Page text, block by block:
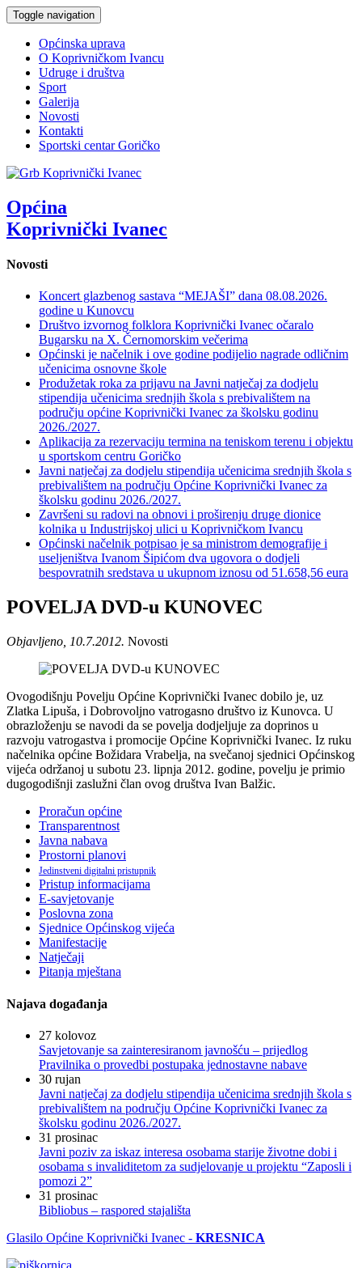
Toggle navigation
Općinska uprava
O Koprivničkom Ivancu
Udruge i društva
Sport
Galerija
Novosti
Kontakti
Sportski centar Goričko
Općina
Koprivnički Ivanec
Novosti
Koncert glazbenog sastava “MEJAŠI” dana 08.08.2026.
godine u Kunovcu
Društvo izvornog folklora Koprivnički Ivanec očaralo
Bugarsku na X. Černomorskim večerima
Općinski je načelnik i ove godine podijelio nagrade odličnim
učenicima osnovne škole
Produžetak roka za prijavu na Javni natječaj za dodjelu
stipendija učenicima srednjih škola s prebivalištem na
području općine Koprivnički Ivanec za školsku godinu
2026./2027.
Aplikacija za rezervaciju termina na teniskom terenu i objektu
u sportskom centru Goričko
Javni natječaj za dodjelu stipendija učenicima srednjih škola s
prebivalištem na području Općine Koprivnički Ivanec za
školsku godinu 2026./2027.
Završeni su radovi na obnovi i proširenju druge dionice
kolnika u Industrijskoj ulici u Koprivničkom Ivancu
Općinski načelnik potpisao je sa ministrom demografije i
useljeništva Ivanom Šipićom dva ugovora o dodjeli
bespovratnih sredstava u ukupnom iznosu od 51.658,56 eura
POVELJA DVD-u KUNOVEC
Objavljeno, 10.7.2012. Novosti
Ovogodišnju Povelju Općine Koprivnički Ivanec dobilo je, uz
Zlatka Lipuša, i Dobrovoljno vatrogasno društvo iz Kunovca. U
obrazloženju se navodi da se povelja dodjeljuje za doprinos u
razvoju vatrogastva i promocije Općine Koprivnički Ivanec. Iz ruku
načelnika općine Božidara Vrabelja, na svečanoj sjednici Općinskog
vijeća održanoj u subotu 23. lipnja 2012. godine, povelju je primio
dugogodišnji zaslužni član ovog društva Ivan Balžic.
Proračun općine
Transparentnost
Javna nabava
Prostorni planovi
Jedinstveni digitalni pristupnik
Pristup informacijama
E-savjetovanje
Poslovna zona
Sjednice Općinskog vijeća
Manifestacije
Natječaji
Pitanja mještana
Najava događanja
27 kolovoz
Savjetovanje sa zainteresiranom javnošću – prijedlog
Pravilnika o provedbi postupaka jednostavne nabave
30 rujan
Javni natječaj za dodjelu stipendija učenicima srednjih škola s
prebivalištem na području Općine Koprivnički Ivanec za
školsku godinu 2026./2027.
31 prosinac
Javni poziv za iskaz interesa osobama starije životne dobi i
osobama s invaliditetom za sudjelovanje u projektu “Zaposli i
pomozi 2”
31 prosinac
Bibliobus – raspored stajališta
Glasilo Općine Koprivnički Ivanec - KRESNICA